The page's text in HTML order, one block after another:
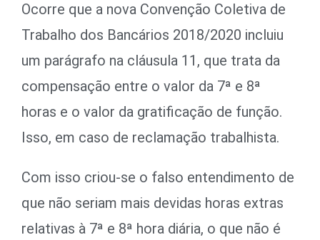
Ocorre que a nova Convenção Coletiva de
Trabalho dos Bancários 2018/2020 incluiu
um parágrafo na cláusula 11, que trata da
compensação entre o valor da 7ª e 8ª
horas e o valor da gratificação de função.
Isso, em caso de reclamação trabalhista.
Com isso criou-se o falso entendimento de
que não seriam mais devidas horas extras
relativas à 7ª e 8ª hora diária, o que não é